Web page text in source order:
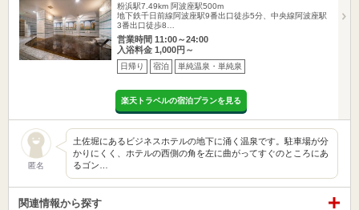
粉浜駅7.49km 阿波座駅500m
地下鉄千日前線阿波座駅9番出口徒歩5分、中央線阿波座駅
3番出口徒歩8…
営業時間 11:00～24:00
入浴料金 1,000円～
日帰り 宿泊 単純温泉・単純泉
楽天トラベルの宿泊プランを見る
匿名
土佐堀にあるビジネスホテルの地下に涌く温泉です。駐車場が分
かりにくく、ホテルの西側の角を左に曲がってすぐのところにあ
るゴン…
関連情報から探す